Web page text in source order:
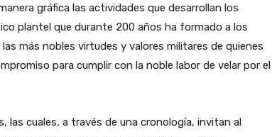
gráfica las actividades que desarrollan los
plantel que durante 200 años ha formado a los
más nobles virtudes y valores militares de quienes
para cumplir con la noble labor de velar por el
las cuales, a través de una cronología, invitan al